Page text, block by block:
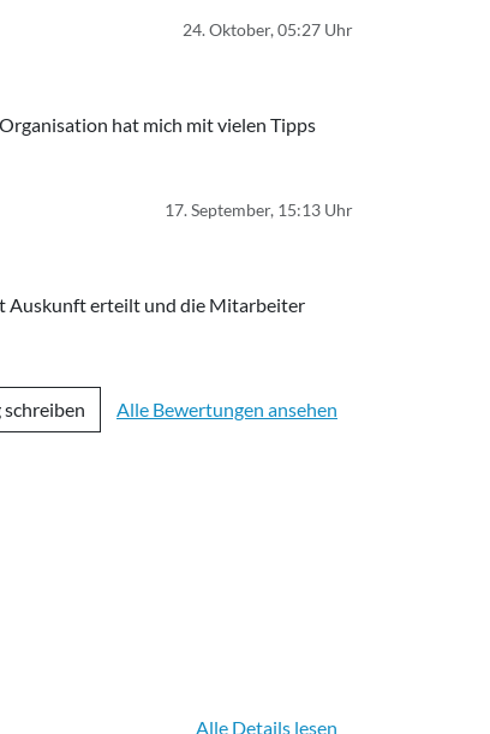
24. Oktober, 05:27 Uhr
hat mich mit vielen Tipps
17. September, 15:13 Uhr
Auskunft erteilt und die Mitarbeiter
Alle Bewertungen ansehen
Alle Details lesen